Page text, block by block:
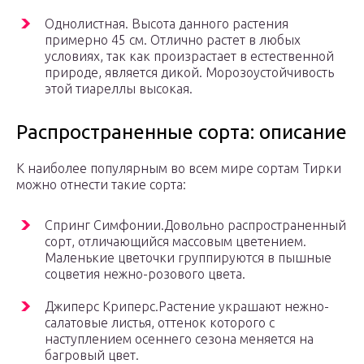
Однолистная. Высота данного растения
примерно 45 см. Отлично растет в любых
условиях, так как произрастает в естественной
природе, является дикой. Морозоустойчивость
этой тиареллы высокая.
Распространенные сорта: описание
К наиболее популярным во всем мире сортам Тирки
можно отнести такие сорта:
Спринг Симфонии.Довольно распространенный
сорт, отличающийся массовым цветением.
Маленькие цветочки группируются в пышные
соцветия нежно-розового цвета.
Джиперс Криперс.Растение украшают нежно-
салатовые листья, оттенок которого с
наступлением осеннего сезона меняется на
багровый цвет.